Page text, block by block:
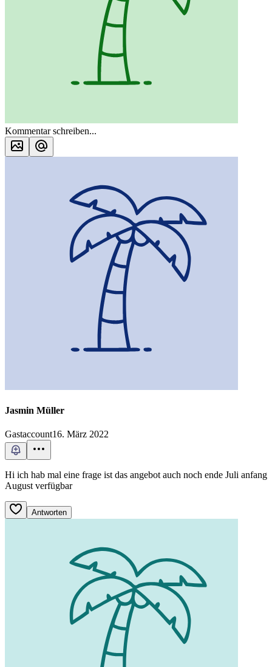
Kommentar schreiben...
Jasmin Müller
Gastaccount16. März 2022
Hi ich hab mal eine frage ist das angebot auch noch ende Juli anfang
August verfügbar
Antworten